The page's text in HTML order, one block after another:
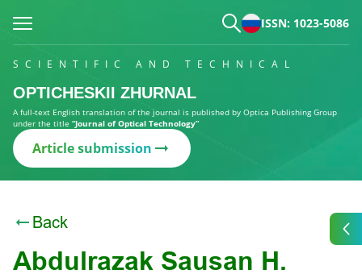
ISSN: 1023-5086
SCIENTIFIC AND TECHNICAL
OPTICHESKII ZHURNAL
A full-text English translation of the journal is published by Optica Publishing Group
under the title “Journal of Optical Technology”
Article submission
Back
Abdulrazak Sausan H.